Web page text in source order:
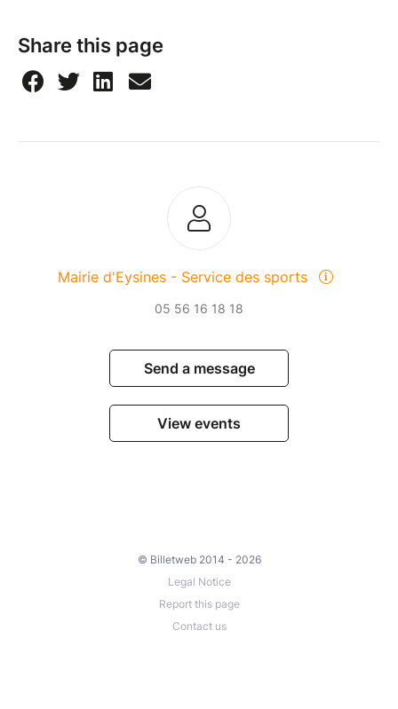
Share this page
Mairie d'Eysines - Service des sports
05 56 16 18 18
Send a message
View events
© Billetweb 2014 - 2026
Legal Notice
Report this page
Contact us